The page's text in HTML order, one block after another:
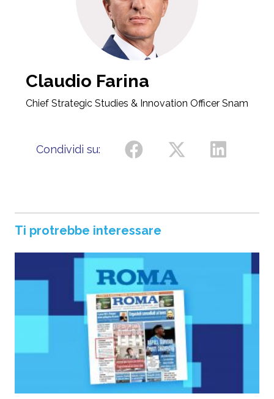
Claudio Farina
Chief Strategic Studies & Innovation Officer Snam
Condividi su:
Ti protrebbe interessare